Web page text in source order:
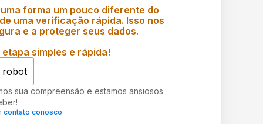
forma um pouco diferente do
uma verificação rápida. Isso nos
e a proteger seus dados.
simples e rápida!
robot
sua compreensão e estamos ansiosos
contato conosco.